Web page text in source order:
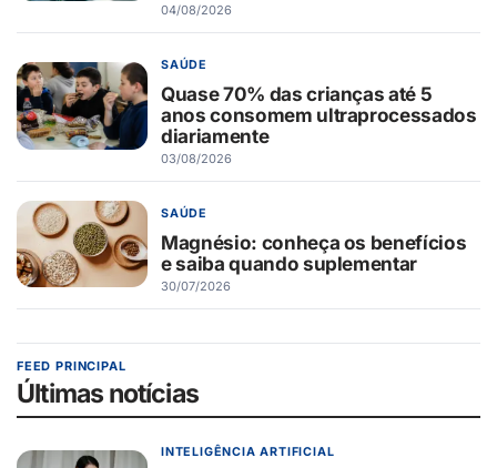
04/08/2026
SAÚDE
Quase 70% das crianças até 5
anos consomem ultraprocessados
diariamente
03/08/2026
SAÚDE
Magnésio: conheça os benefícios
e saiba quando suplementar
30/07/2026
FEED PRINCIPAL
Últimas notícias
INTELIGÊNCIA ARTIFICIAL